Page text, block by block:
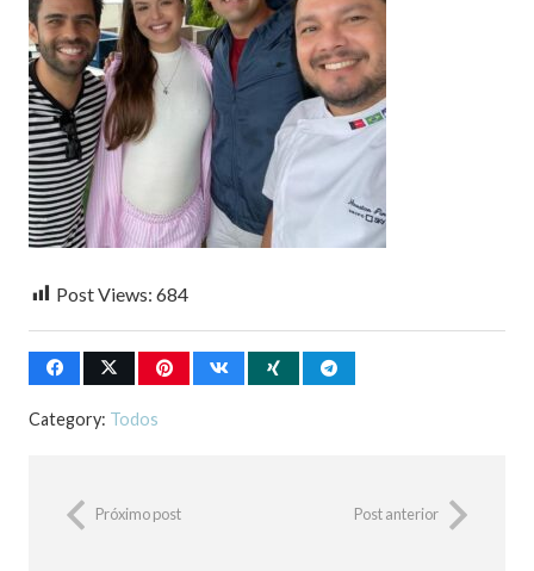
Post Views: 684
Category: Todos
Próximo post Post anterior